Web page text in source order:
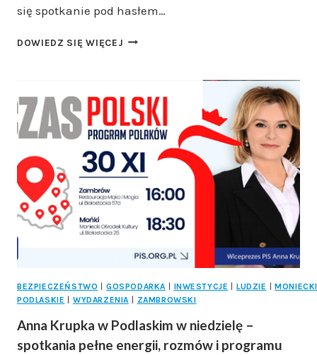
się spotkanie pod hasłem…
DOWIEDZ SIĘ WIĘCEJ ,,CZAS
–
SPOTKANIE
PODLASKICH
DZIAŁACZY
Z
ANNĄ
KRUPKĄ
BEZPIECZEŃSTWO GOSPODARKA INWESTYCJE LUDZIE
PODLASKIE
WYDARZENIA ZAMBROWSKI
Anna Krupka w Podlaskim w niedzielę –
spotkania pełne energii, rozmów i programu